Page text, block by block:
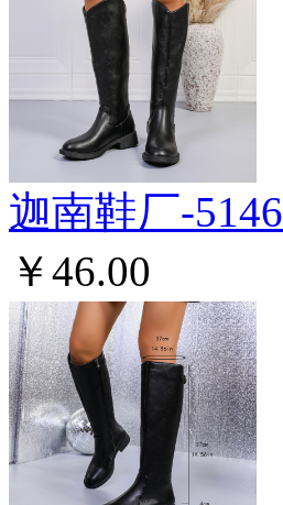
迦南鞋厂-5146
￥46.00